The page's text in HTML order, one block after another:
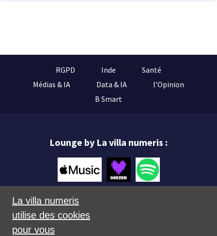
RGPD Inde
Santé
Médias & IA
Data & IA
l’Opinion
B Smart
Lounge by La villa numeris :
La villa numeris
utilise des cookies
pour vous